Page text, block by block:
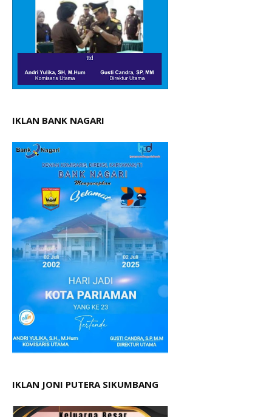
IKLAN BANK NAGARI
IKLAN JONI PUTERA SIKUMBANG